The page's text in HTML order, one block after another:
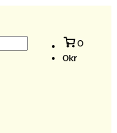
0
0kr